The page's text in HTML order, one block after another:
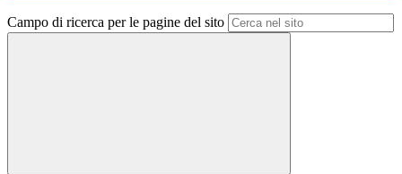
Campo di ricerca per le pagine del sito